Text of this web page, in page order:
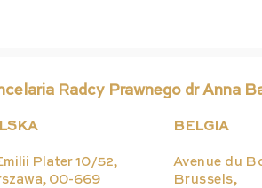
Plater 10/52,
00-669
BELGIA
Avenue du
Brussels,
Radcy Prawnego dr Anna